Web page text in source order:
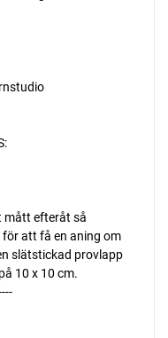
mått efteråt så
att få en aning om
slätstickad provlapp
10 x 10 cm.